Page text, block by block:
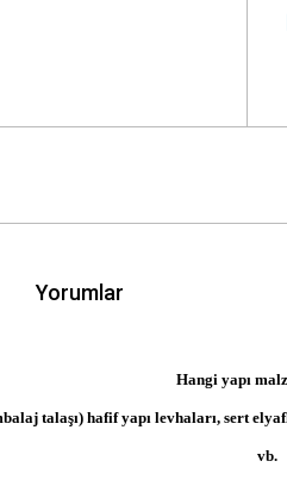
Yorumlar
Hangi yapı
talaşı) hafif yapı levhaları, sert
vb.